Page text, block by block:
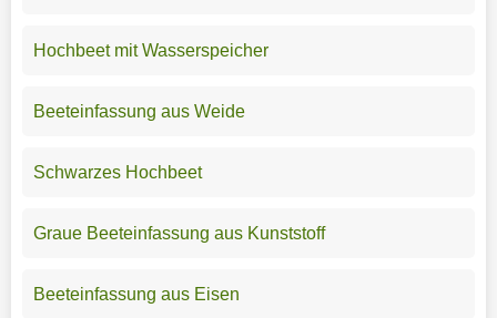
Hochbeet mit Wasserspeicher
Beeteinfassung aus Weide
Schwarzes Hochbeet
Graue Beeteinfassung aus Kunststoff
Beeteinfassung aus Eisen